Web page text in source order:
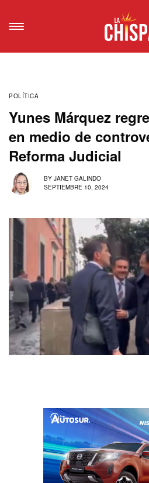
POLÍTICA
Yunes Márquez
en medio de
Reforma Judicial
BY JANET GALINDO
SEPTIEMBRE 10, 2024